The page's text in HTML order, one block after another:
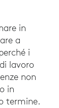
in
a
i
lavoro
non
in
termine.